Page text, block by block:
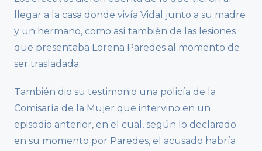
llegar a la casa donde vivía Vidal junto a su madre
y un hermano, como así también de las lesiones
que presentaba Lorena Paredes al momento de
ser trasladada.
También dio su testimonio una policía de la
Comisaría de la Mujer que intervino en un
episodio anterior, en el cual, según lo declarado
en su momento por Paredes, el acusado habría